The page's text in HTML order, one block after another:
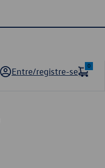
Entre/registre-se
0